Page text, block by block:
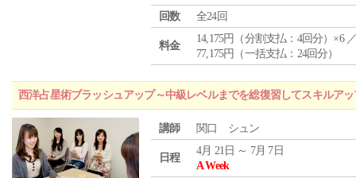
回数
全24回
料金
14,175円（分割支払：4回分）×6
77,175円（一括支払：24回分）
西洋占星術ブラッシュアップ～中級レベルまでを総復習してスキルア
講師 関口 シュン
日程
4月 21日 ～ 7月 7日
A Week